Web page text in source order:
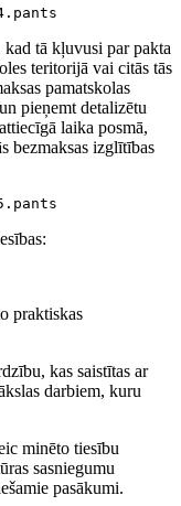
tā kļuvusi par pakta
teritorijā vai citās tās
pamatskolas
pieņemt detalizētu
laika posmā,
bezmaksas izglītības
praktiskas
kas saistītas ar
darbiem, kuru
minēto tiesību
sasniegumu
pasākumi.